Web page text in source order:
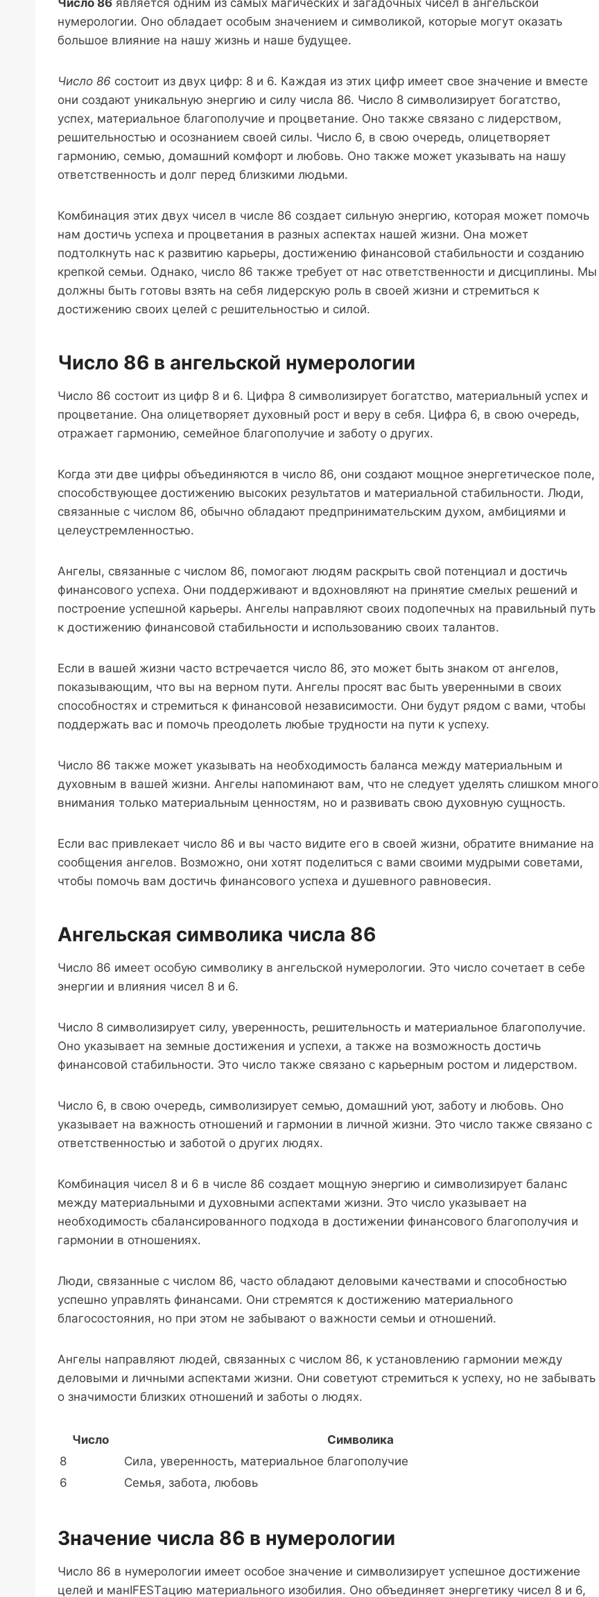
нумерологии. Оно обладает особым значением и символикой, которые могут оказать
большое влияние на нашу жизнь и наше будущее.
Число 86 состоит из двух цифр: 8 и 6. Каждая из этих цифр имеет свое значение и вместе
они создают уникальную энергию и силу числа 86. Число 8 символизирует богатство,
успех, материальное благополучие и процветание. Оно также связано с лидерством,
решительностью и осознанием своей силы. Число 6, в свою очередь, олицетворяет
гармонию, семью, домашний комфорт и любовь. Оно также может указывать на нашу
ответственность и долг перед близкими людьми.
Комбинация этих двух чисел в числе 86 создает сильную энергию, которая может помочь
нам достичь успеха и процветания в разных аспектах нашей жизни. Она может
подтолкнуть нас к развитию карьеры, достижению финансовой стабильности и созданию
крепкой семьи. Однако, число 86 также требует от нас ответственности и дисциплины. Мы
должны быть готовы взять на себя лидерскую роль в своей жизни и стремиться к
достижению своих целей с решительностью и силой.
Число 86 в ангельской нумерологии
Число 86 состоит из цифр 8 и 6. Цифра 8 символизирует богатство, материальный успех и
процветание. Она олицетворяет духовный рост и веру в себя. Цифра 6, в свою очередь,
отражает гармонию, семейное благополучие и заботу о других.
Когда эти две цифры объединяются в число 86, они создают мощное энергетическое поле,
способствующее достижению высоких результатов и материальной стабильности. Люди,
связанные с числом 86, обычно обладают предпринимательским духом, амбициями и
целеустремленностью.
Ангелы, связанные с числом 86, помогают людям раскрыть свой потенциал и достичь
финансового успеха. Они поддерживают и вдохновляют на принятие смелых решений и
построение успешной карьеры. Ангелы направляют своих подопечных на правильный путь
к достижению финансовой стабильности и использованию своих талантов.
Если в вашей жизни часто встречается число 86, это может быть знаком от ангелов,
показывающим, что вы на верном пути. Ангелы просят вас быть уверенными в своих
способностях и стремиться к финансовой независимости. Они будут рядом с вами, чтобы
поддержать вас и помочь преодолеть любые трудности на пути к успеху.
Число 86 также может указывать на необходимость баланса между материальным и
духовным в вашей жизни. Ангелы напоминают вам, что не следует уделять слишком много
внимания только материальным ценностям, но и развивать свою духовную сущность.
Если вас привлекает число 86 и вы часто видите его в своей жизни, обратите внимание на
сообщения ангелов. Возможно, они хотят поделиться с вами своими мудрыми советами,
чтобы помочь вам достичь финансового успеха и душевного равновесия.
Ангельская символика числа 86
Число 86 имеет особую символику в ангельской нумерологии. Это число сочетает в себе
энергии и влияния чисел 8 и 6.
Число 8 символизирует силу, уверенность, решительность и материальное благополучие.
Оно указывает на земные достижения и успехи, а также на возможность достичь
финансовой стабильности. Это число также связано с карьерным ростом и лидерством.
Число 6, в свою очередь, символизирует семью, домашний уют, заботу и любовь. Оно
указывает на важность отношений и гармонии в личной жизни. Это число также связано с
ответственностью и заботой о других людях.
Комбинация чисел 8 и 6 в числе 86 создает мощную энергию и символизирует баланс
между материальными и духовными аспектами жизни. Это число указывает на
необходимость сбалансированного подхода в достижении финансового благополучия и
гармонии в отношениях.
Люди, связанные с числом 86, часто обладают деловыми качествами и способностью
успешно управлять финансами. Они стремятся к достижению материального
благосостояния, но при этом не забывают о важности семьи и отношений.
Ангелы направляют людей, связанных с числом 86, к установлению гармонии между
деловыми и личными аспектами жизни. Они советуют стремиться к успеху, но не забывать
о значимости близких отношений и заботы о людях.
Число
Символика
8
Сила, уверенность, материальное благополучие
6
Семья, забота, любовь
Значение числа 86 в нумерологии
Число 86 в нумерологии имеет особое значение и символизирует успешное достижение
целей и манIFESTацию материального изобилия. Оно объединяет энергетику чисел 8 и 6,